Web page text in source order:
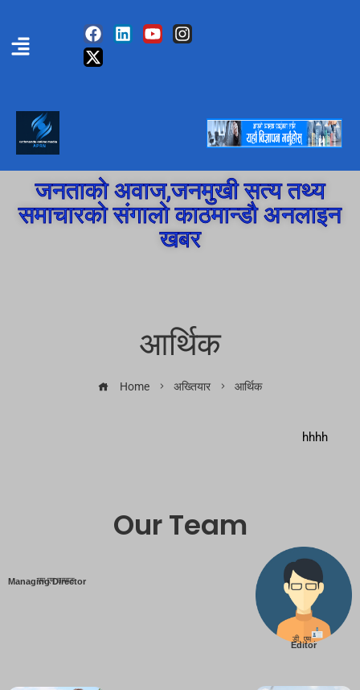
जनताको अवाज,जनमुखी सत्य तथ्य
समाचारको संगालो काठमान्डौ अनलाइन
खबर
आर्थिक
Home अख्तियार आर्थिक
hhhh
Our Team
Managing Director
एम एम तामाङ
Editor
डी. एम .